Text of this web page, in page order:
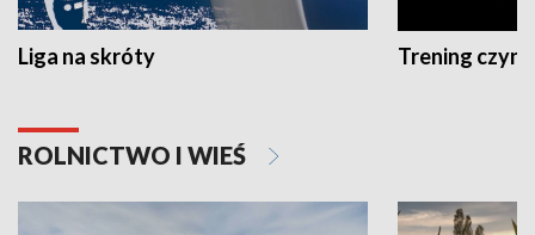
Liga na skróty Trening czyni
ROLNICTWO I WIEŚ